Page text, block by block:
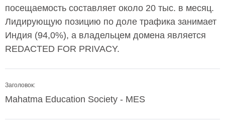
посещаемость составляет около 20 тыс. в месяц.
Лидирующую позицию по доле трафика занимает
Индия (94,0%), а владельцем домена является
REDACTED FOR PRIVACY.
Заголовок:
Mahatma Education Society - MES